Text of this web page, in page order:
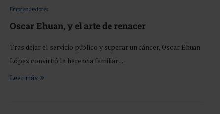
Emprendedores
Oscar Ehuan, y el arte de renacer
Tras dejar el servicio público y superar un cáncer, Óscar Ehuan
López convirtió la herencia familiar …
Leer más